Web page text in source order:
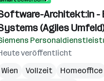
Architekt:in -
(Agiles Umfeld)
veröffentlicht
Wien
Vollzeit
Homeoffice